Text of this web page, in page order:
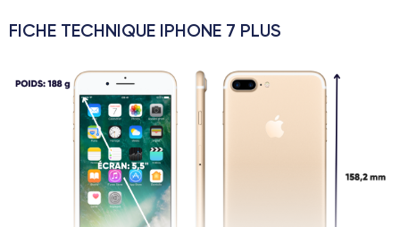
FICHE TECHNIQUE IPHONE 7 PLUS